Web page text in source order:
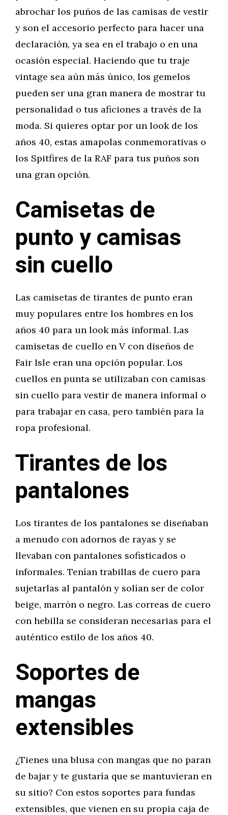
abrochar los puños de las camisas de vestir
y son el accesorio perfecto para hacer una
declaración, ya sea en el trabajo o en una
ocasión especial. Haciendo que tu traje
vintage sea aún más único, los gemelos
pueden ser una gran manera de mostrar tu
personalidad o tus aficiones a través de la
moda. Si quieres optar por un look de los
años 40, estas amapolas conmemorativas o
los Spitfires de la RAF para tus puños son
una gran opción.
Camisetas de
punto y camisas
sin cuello
Las camisetas de tirantes de punto eran
muy populares entre los hombres en los
años 40 para un look más informal. Las
camisetas de cuello en V con diseños de
Fair Isle eran una opción popular. Los
cuellos en punta se utilizaban con camisas
sin cuello para vestir de manera informal o
para trabajar en casa, pero también para la
ropa profesional.
Tirantes de los
pantalones
Los tirantes de los pantalones se diseñaban
a menudo con adornos de rayas y se
llevaban con pantalones sofisticados o
informales. Tenían trabillas de cuero para
sujetarlas al pantalón y solían ser de color
beige, marrón o negro. Las correas de cuero
con hebilla se consideran necesarias para el
auténtico estilo de los años 40.
Soportes de
mangas
extensibles
¿Tienes una blusa con mangas que no paran
de bajar y te gustaría que se mantuvieran en
su sitio? Con estos soportes para fundas
extensibles, que vienen en su propia caja de